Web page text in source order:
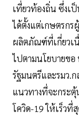
เที่ยวท้องถิ่น ซึ่งเ
ได้ตั้งแต่เกษตรก
ผลิตภัณฑ์ที่เกี่ยวเ
ไปตามนโยบายข
รัฐมนตรีและรมว.
แนวทางที่จะกระ
โควิด-19 ให้เร็วที่